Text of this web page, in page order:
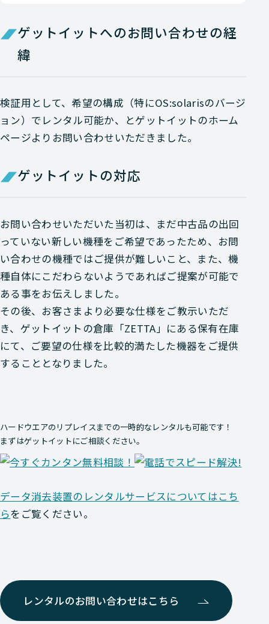
ゲットイットへのお問い合わせの経
緯
検証用として、希望の構成（特にOS:solarisのバージ
ョン）でレンタル可能か、とゲットイットのホーム
ページよりお問い合わせいただきました。
ゲットイットの対応
お問い合わせいただいた当初は、まだ中古品の出回
っていない新しい機種をご希望であったため、お問
い合わせの機種ではご提供が難しいこと、また、機
種自体にこだわらないようであればご提案が可能で
ある事をお伝えしました。
その後、お客さまより必要な仕様をご教示いただ
き、ゲットイットの倉庫「ZETTA」にある保有在庫
にて、ご要望の仕様を比較的満たした機器をご提供
することとなりました。
ハードウエアのリプレイスまでの一時的なレンタルも可能です！
まずはゲットイットにご相談ください。
データ消去装置のレンタルサービスについてはこち
らをご覧ください。
レンタルのお問い合わせはこちら